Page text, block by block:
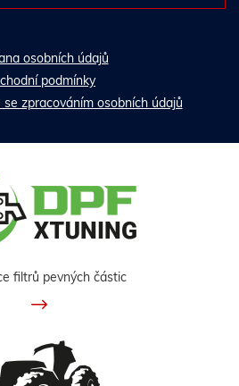
osobních údajů
podmínky
zpracováním osobních údajů
filtrů pevných částic